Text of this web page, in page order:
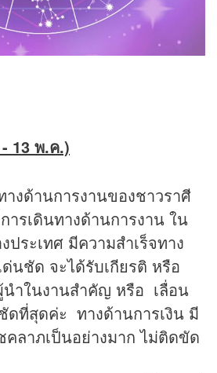
13 พ.ค.)
างด้านการงานของชาวราศี
รเดินทางด้านการงาน ใน
ประเทศ มีความสำเร็จทาง
นชัด จะได้รับเกียรติ หรือ
นำในงานสำคัญ หรือ เลื่อน
ดที่สุดค่ะ ทางด้านการเงิน มี
ลาภเป็นอย่างมาก ไม่ติดขัด